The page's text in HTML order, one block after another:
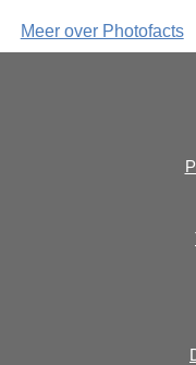
Meer over Photofacts